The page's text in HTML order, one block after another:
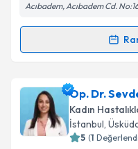
Acıbadem, Acıbadem Cd.
Randevu
Op. Dr. Hülya
oluşturun. Size bu
takvim
Op. Dr.
Kadın
İstanbul,
5 (1